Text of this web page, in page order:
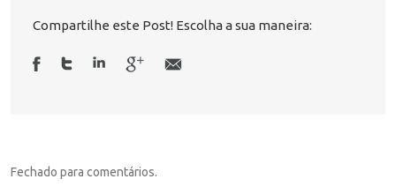
Compartilhe este Post! Escolha a sua maneira:
Fechado para comentários.